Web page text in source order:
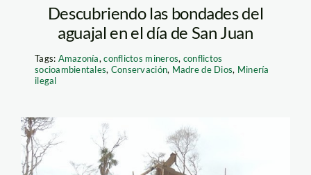
Descubriendo las bondades del
aguajal en el día de San Juan
Tags: Amazonía,conflictos mineros, conflictos
socioambientales, Conservación, Madre de Dios, Minería
ilegal
mineria